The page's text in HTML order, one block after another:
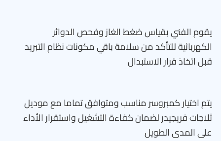
يقوم الفني بقياس ضغط الغاز وفحص الدوائر
الكهربائية للتأكد من سلامة باقي مكونات نظام التبريد
قبل اتخاذ قرار الاستبدال
يتم اختيار كمبروسر مناسب ومتوافق تماما مع موديل
ثلاجات فريجيدر لضمان كفاءة التشغيل واستقرار الأداء
على المدى الطويل